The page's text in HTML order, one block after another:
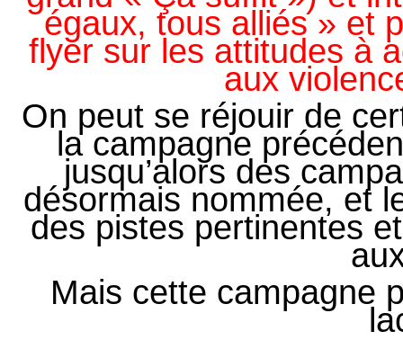
égaux, tous alliés » et
flyer sur les attitudes à
aux
On peut se réjouir de
la campagne
jusqu’alors des
désormais nommée, et
des pistes pertinentes
Mais cette campagne